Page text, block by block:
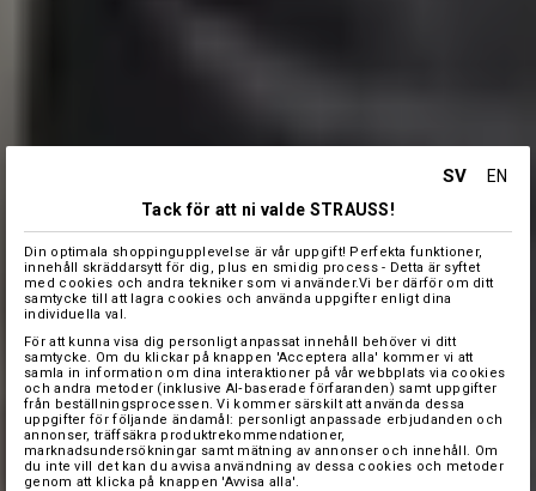
SV
EN
Tack för att ni valde STRAUSS!
Din optimala shoppingupplevelse är vår uppgift! Perfekta funktioner,
innehåll skräddarsytt för dig, plus en smidig process - Detta är syftet
med cookies och andra tekniker som vi använder.Vi ber därför om ditt
samtycke till att lagra cookies och använda uppgifter enligt dina
individuella val.
För att kunna visa dig personligt anpassat innehåll behöver vi ditt
samtycke. Om du klickar på knappen 'Acceptera alla' kommer vi att
samla in information om dina interaktioner på vår webbplats via cookies
och andra metoder (inklusive AI‑baserade förfaranden) samt uppgifter
från beställningsprocessen. Vi kommer särskilt att använda dessa
uppgifter för följande ändamål: personligt anpassade erbjudanden och
annonser, träffsäkra produktrekommendationer,
marknadsundersökningar samt mätning av annonser och innehåll. Om
du inte vill det kan du avvisa användning av dessa cookies och metoder
genom att klicka på knappen 'Avvisa alla'.